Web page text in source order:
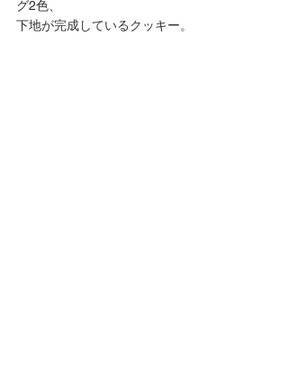
グ2色、
下地が完成しているクッキー。